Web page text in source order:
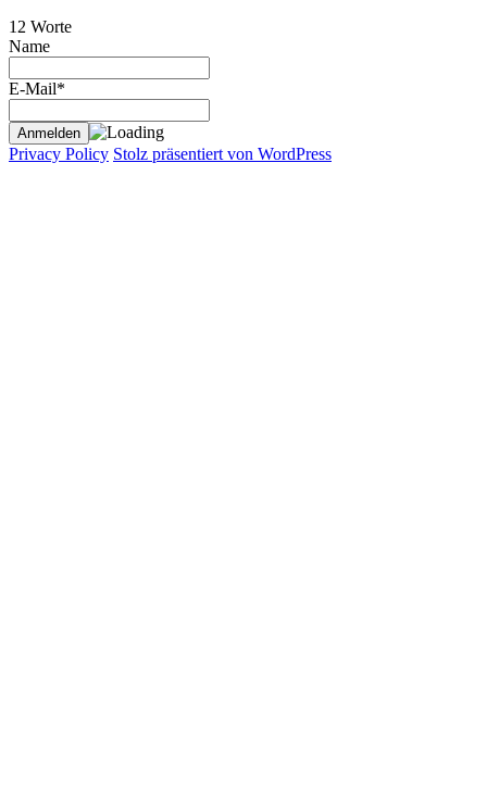
12 Worte
Name
E-Mail*
Privacy Policy Stolz präsentiert von WordPress